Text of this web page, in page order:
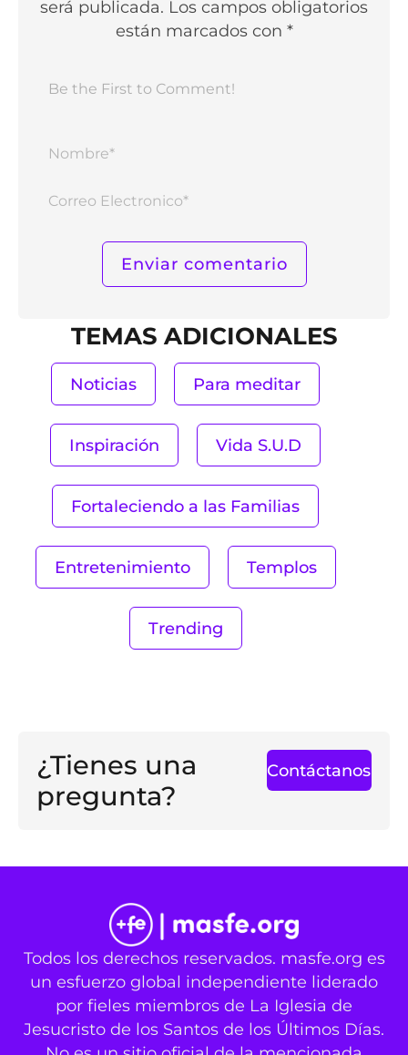
será publicada. Los campos obligatorios
están marcados con *
TEMAS ADICIONALES
Noticias Para meditar
Inspiración Vida S.U.D
Fortaleciendo a las Familias
Entretenimiento Templos
Trending
¿Tienes una
pregunta?
Contáctanos
Todos los derechos reservados. masfe.org es
un esfuerzo global independiente liderado
por fieles miembros de La Iglesia de
Jesucristo de los Santos de los Últimos Días.